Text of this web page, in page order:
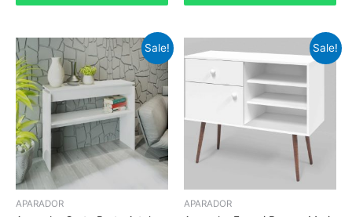
Sale!
APARADOR
Sale!
APARADOR